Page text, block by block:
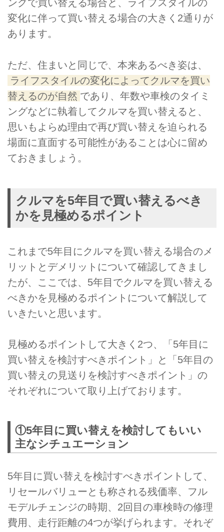
ングで買い替える場合と、ライフスタイルの
変化に伴って買い替える場合の大きく2通りが
あります。
ただ、住まいと同じで、本来あるべき姿は、
ライフスタイルの変化によってクルマを買い
替えるのが自然 であり、年数や車検のタイミ
ングなどに執着してクルマを買い替えると、
思いもよらぬ理由で再び買い替えを迫られる
場面に直面する可能性があることは心に留め
ておきましょう。
クルマを5年目で買い替えるべき
かを見極めるポイント
これまで5年目にクルマを買い替える場合のメ
リットとデメリットについて確認してきまし
たが、ここでは、5年目でクルマを買い替える
べきかを見極めるポイントについて解説して
いきたいと思います。
見極めるポイントして大きく2つ、「5年目に
買い替えを検討すべきポイント」と「5年目の
買い替えの見送りを検討すべきポイント」の
それぞれについて取り上げております。
①5年目に買い替えを検討してもいい
主なシチュエーション
5年目に買い替えを検討すべきポイントして、
リセールバリューとも称される残価率、フル
モデルチェンジの時期、2回目の車検時の修理
費用、走行距離の4つが挙げられます。それぞ